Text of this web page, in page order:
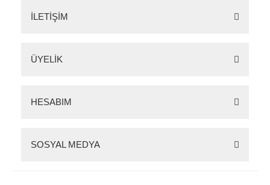
İLETİŞİM
ÜYELİK
HESABIM
SOSYAL MEDYA